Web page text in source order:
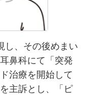
し、その後めまい
鼻科にて「突発
治療を開始して
主訴とし、「ピ